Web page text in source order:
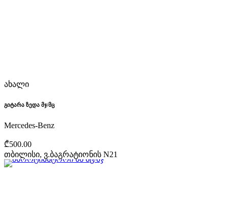
ახალი
გიტარა ზედა მჯ/მც
Mercedes-Benz
₾500.00
თბილისი, ვ.ბაგრატიონის N21